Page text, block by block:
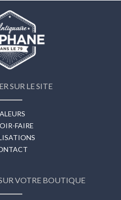
SUR LE SITE
FAIRE
VOTRE BOUTIQUE